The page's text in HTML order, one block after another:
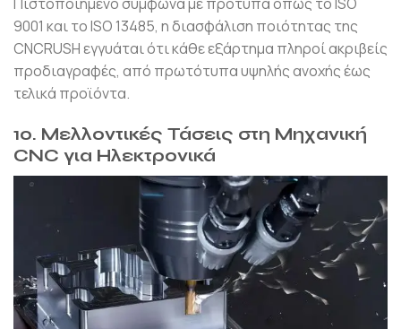
9001 και το ISO 13485, η διασφάλιση ποιότητας της
CNCRUSH εγγυάται ότι κάθε εξάρτημα πληροί ακριβείς
προδιαγραφές, από πρωτότυπα υψηλής ανοχής έως
τελικά προϊόντα.
10. Μελλοντικές Τάσεις στη Μηχανική
CNC για Ηλεκτρονικά